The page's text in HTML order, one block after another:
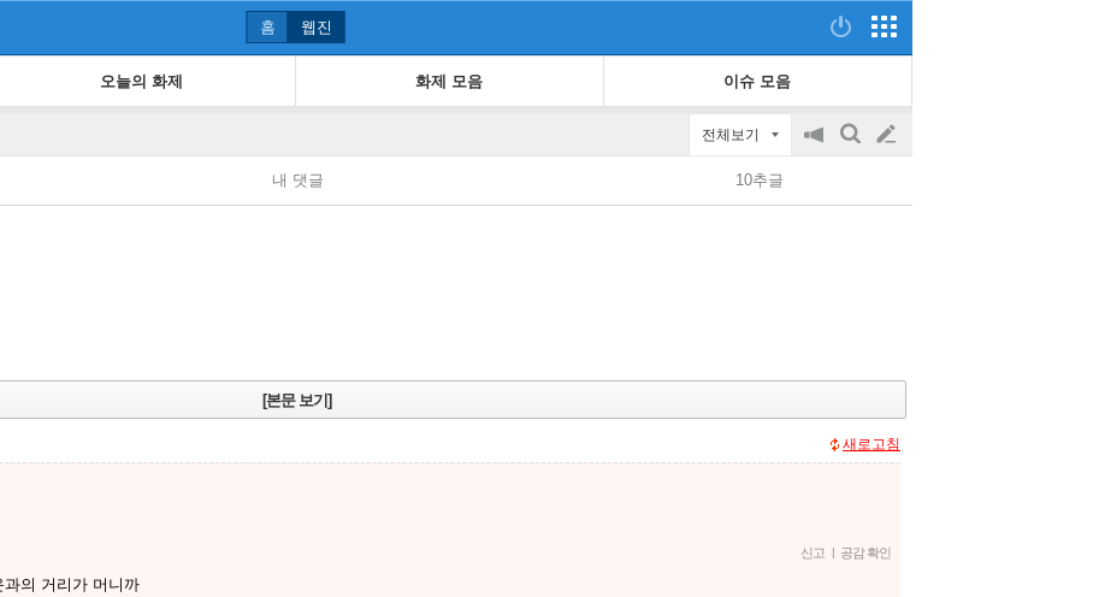
홈 웹진
오늘의 화제 화제 모음 이슈 모음
전체보기
공
on/off
검
글
쓰
내 댓글 10추글
[본문 보기]
새로고침
신고 | 공감 확인
의 거리가 머니까